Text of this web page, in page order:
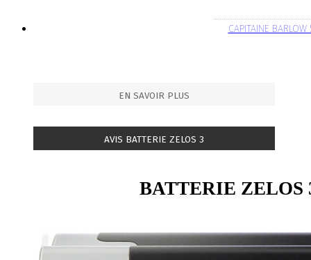
CAPITAINE
EN SAVOIR PLUS
AVIS BATTERIE ZELOS 3
BATTERIE ZELOS